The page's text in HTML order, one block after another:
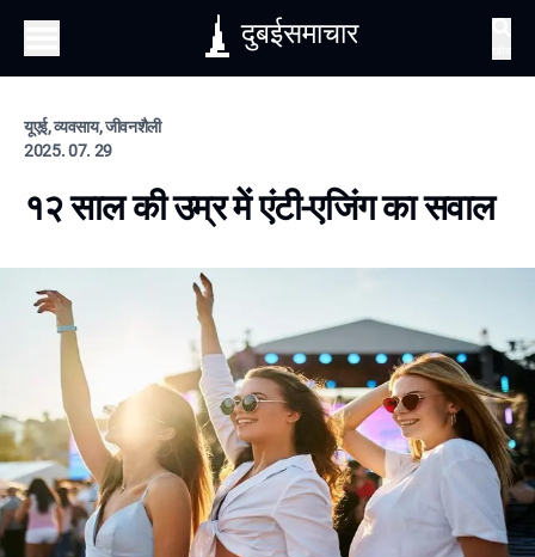
दुबईसमाचार
यूएई, व्यवसाय, जीवनशैली
2025. 07. 29
१२ साल की उम्र में एंटी-एजिंग का सवाल